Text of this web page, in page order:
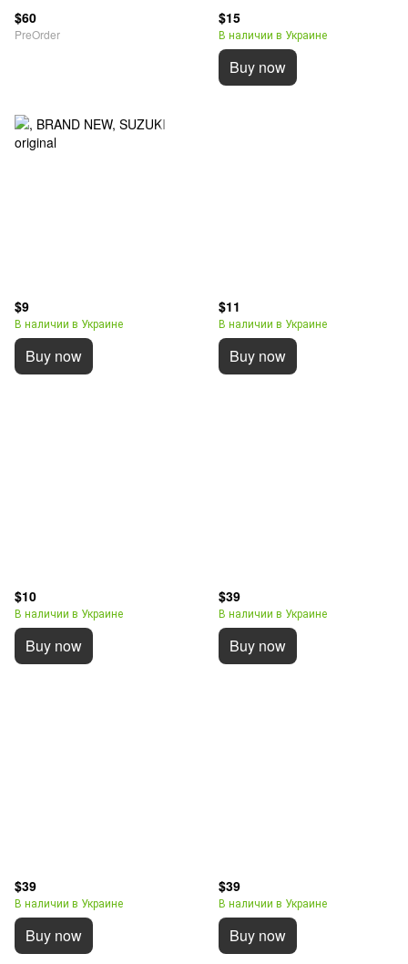
$60
PreOrder
$15
В наличии в Украине
Buy now
$9
В наличии в Украине
Buy now
$11
В наличии в Украине
Buy now
$10
В наличии в Украине
Buy now
$39
В наличии в Украине
Buy now
$39
В наличии в Украине
Buy now
$39
В наличии в Украине
Buy now